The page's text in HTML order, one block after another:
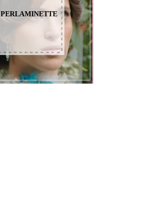
PERLAMINETTE